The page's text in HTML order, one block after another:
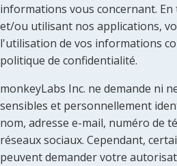
informations vous concernant.
et/ou utilisant nos applications,
l'utilisation de vos informations
politique de confidentialité.
monkeyLabs Inc. ne demande ni
sensibles et personnellement
nom, adresse e-mail, numéro de
réseaux sociaux. Cependant,
peuvent demander votre